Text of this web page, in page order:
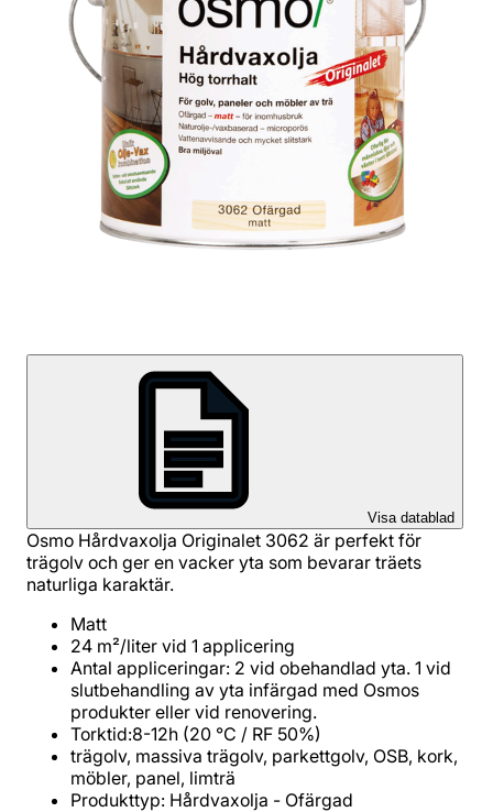
Visa datablad
Osmo Hårdvaxolja Originalet 3062 är perfekt för
trägolv och ger en vacker yta som bevarar träets
naturliga karaktär.
Matt
24 m²/liter vid 1 applicering
Antal appliceringar: 2 vid obehandlad yta. 1 vid
slutbehandling av yta infärgad med Osmos
produkter eller vid renovering.
Torktid:8-12h (20 °C / RF 50%)
trägolv, massiva trägolv, parkettgolv, OSB, kork,
möbler, panel, limträ
Produkttyp: Hårdvaxolja - Ofärgad